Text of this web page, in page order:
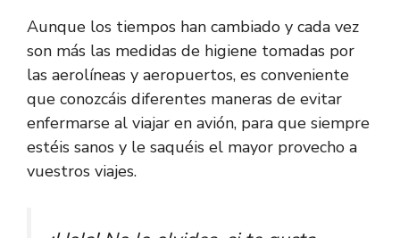
Aunque los tiempos han cambiado y cada vez
son más las medidas de higiene tomadas por
las aerolíneas y aeropuertos, es conveniente
que conozcáis diferentes maneras de evitar
enfermarse al viajar en avión, para que siempre
estéis sanos y le saquéis el mayor provecho a
vuestros viajes.